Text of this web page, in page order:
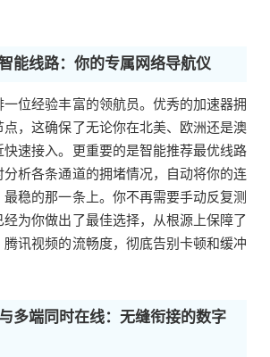
能线路：你的专属网络导航仪
位经验丰富的领航员。优秀的加速器拥
点，这确保了无论你在北美、欧洲还是澳
快速接入。更重要的是智能推荐最优线路
分析各条通道的拥堵情况，自动将你的连
稳的那一条上。你不再需要手动反复测
为你做出了最佳选择，从根源上保障了
腾讯视频的流畅度，彻底告别卡顿和缓冲
多端同时在线：无缝衔接的数字